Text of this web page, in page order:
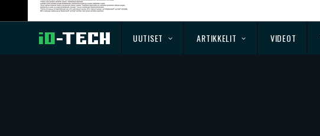
UUTISET ARTIKKELIT VIDEOT